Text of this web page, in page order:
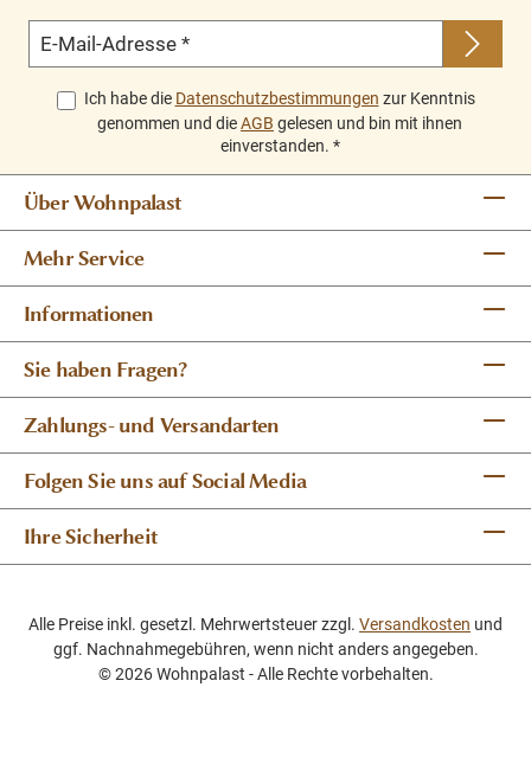
E-Mail-Adresse *
Ich habe die Datenschutzbestimmungen zur Kenntnis
genommen und dieAGB gelesen und bin mit ihnen
einverstanden. *
Über Wohnpalast
Mehr Service
Informationen
Sie haben Fragen?
Zahlungs- und Versandarten
Folgen Sie uns auf Social Media
Ihre Sicherheit
Alle Preise inkl. gesetzl. Mehrwertsteuer zzgl. Versandkosten und
ggf. Nachnahmegebühren, wenn nicht anders angegeben.
© 2026 Wohnpalast - Alle Rechte vorbehalten.